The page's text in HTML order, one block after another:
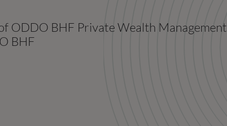
ODDO BHF Private Wealth Management
BHF